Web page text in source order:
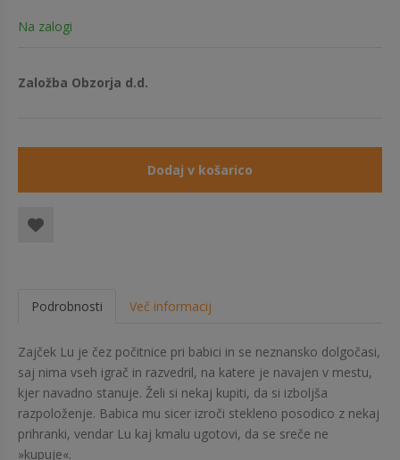
Na zalogi
Založba Obzorja d.d.
Dodaj v košarico
Podrobnosti Več informacij
Zajček Lu je čez počitnice pri babici in se neznansko dolgočasi,
saj nima vseh igrač in razvedril, na katere je navajen v mestu,
kjer navadno stanuje. Želi si nekaj kupiti, da si izboljša
razpoloženje. Babica mu sicer izroči stekleno posodico z nekaj
prihranki, vendar Lu kaj kmalu ugotovi, da se sreče ne
»kupuje«.